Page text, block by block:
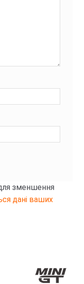
зменшення
дані ваших